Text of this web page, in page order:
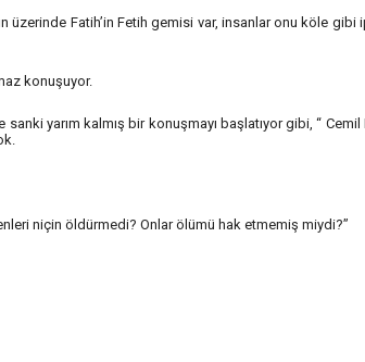
üzerinde Fatih’in Fetih gemisi var, insanlar onu köle gibi
konuşuyor.
yarım kalmış bir konuşmayı başlatıyor gibi, “ Cemil
niçin öldürmedi? Onlar ölümü hak etmemiş miydi?”